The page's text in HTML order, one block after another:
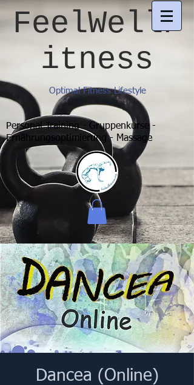
Optimal Fitness Lifestyle
FeelWellF
itness
Personal Training - Gruppenkurse -
Ernährungsoptimierung - Massage
Dancea (Online)